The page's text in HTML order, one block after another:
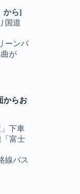
から]
国道
ーンパ
が
からお
下車
富士
線バス